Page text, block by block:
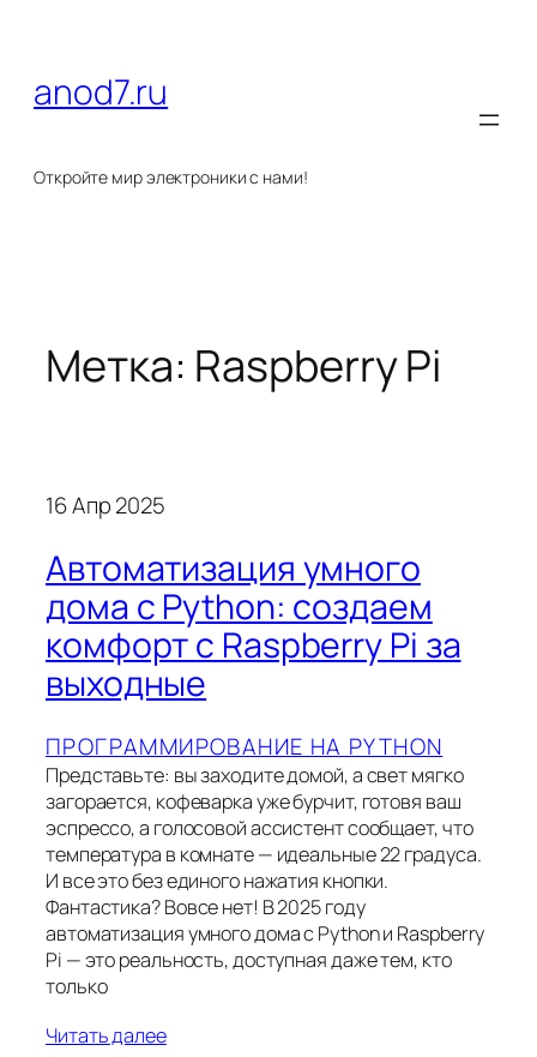
содержимому
anod7.ru
Откройте мир электроники с нами!
Метка: Raspberry Pi
16 Апр 2025
Автоматизация умного
дома с Python: создаем
комфорт с Raspberry Pi за
выходные
ПРОГРАММИРОВАНИЕ НА PYTHON
Представьте: вы заходите домой, а свет мягко
загорается, кофеварка уже бурчит, готовя ваш
эспрессо, а голосовой ассистент сообщает, что
температура в комнате — идеальные 22 градуса.
И все это без единого нажатия кнопки.
Фантастика? Вовсе нет! В 2025 году
автоматизация умного дома с Python и Raspberry
Pi — это реальность, доступная даже тем, кто
только
Читать далее